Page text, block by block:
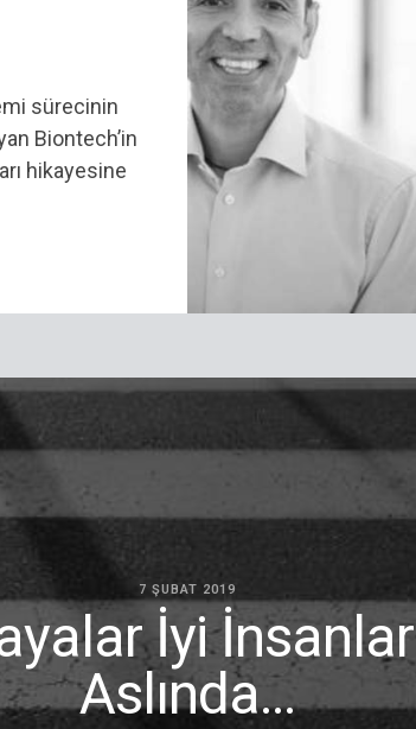
sürecinin
Biontech’in
hikayesine
7 ŞUBAT 2019
İyi İnsanlar
Aslında…